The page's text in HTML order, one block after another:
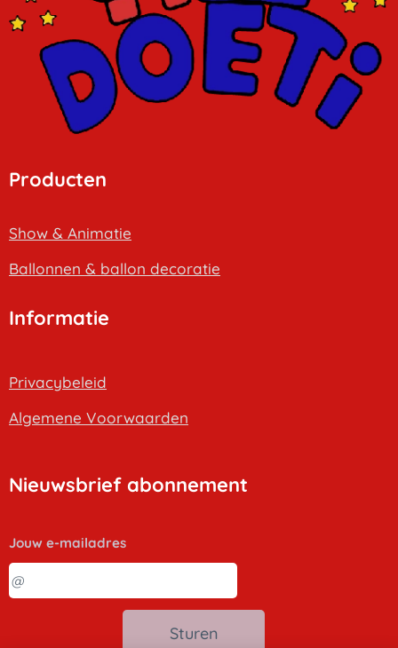
Producten
Show & Animatie
Ballonnen & ballon decoratie
Informatie
Privacybeleid
Algemene Voorwaarden
Nieuwsbrief abonnement
Jouw e-mailadres
Sturen